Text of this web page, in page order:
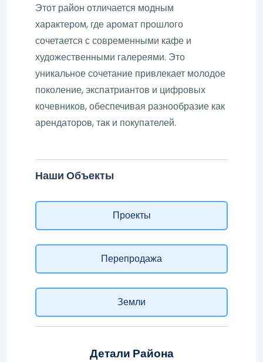
Этот район отличается модным
характером, где аромат прошлого
сочетается с современными кафе и
художественными галереями. Это
уникальное сочетание привлекает молодое
поколение, экспатриантов и цифровых
кочевников, обеспечивая разнообразие как
арендаторов, так и покупателей.
Наши Объекты
Проекты
Перепродажа
Земли
Детали Района